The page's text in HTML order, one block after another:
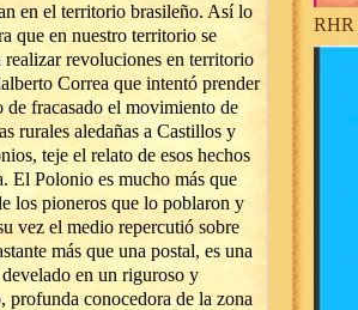
en el territorio brasileño. Así lo
que en nuestro territorio se
revoluciones en territorio
Correa que intentó prender
fracasado el movimiento de
rurales aledañas a Castillos y
teje el relato de esos hechos
El Polonio es mucho más que
los pioneros que lo poblaron y
vez el medio repercutió sobre
más que una postal, es una
en un riguroso y
conocedora de la zona
RHR